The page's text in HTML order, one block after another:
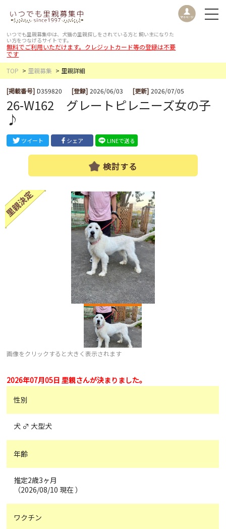
いつでも里親募集中は、犬猫の里親探しをされている方と 飼い主になりた
い方をつなげるサイトです。
無料でご利用いただけます。クレジットカード等の登録は不要
です
TOP
里親募集 里親詳細
[掲載番号] D359820 [登録] 2026/06/03 [更新] 2026/07/05
26-W162 グレートピレニーズ女の子
♪
ツイート シェア LINEで送る
検討する
画像をクリックすると大きく表示されます
2026年07月05日 里親さんが決まりました。
性別
犬 ♂ 大型犬
年齢
推定2歳3ヶ月
（2026/08/10 現在 ）
ワクチン